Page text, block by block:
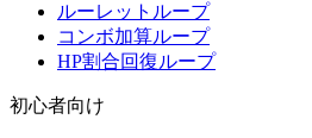
ルーレットループ
コンボ加算ループ
HP割合回復ループ
初心者向け